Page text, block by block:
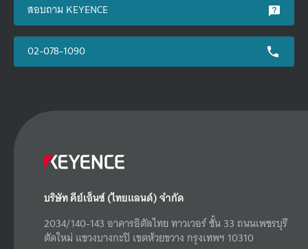
สอบถาม KEYENCE
02-078-1090
บริษัท คีย์เอ็นซ์ (ไทยแลนด์) จำกัด
2034/140-143 อาคารอิตัลไทย ทาวเวอร์ ชั้น 33 ถนนเพชรบุรี
ตัดใหม่ แขวงบางกะปิ เขตห้วยขวาง กรุงเทพฯ 10310